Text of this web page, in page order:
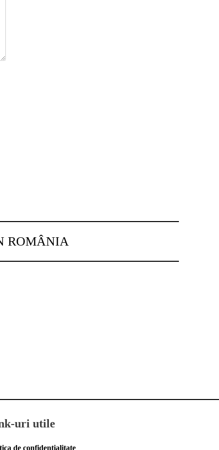
ROMÂNIA
uri utile
de confidențialitate